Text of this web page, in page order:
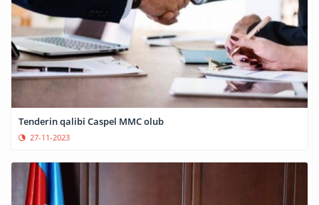
Tenderin qalibi Caspel MMC olub
27-11-2023